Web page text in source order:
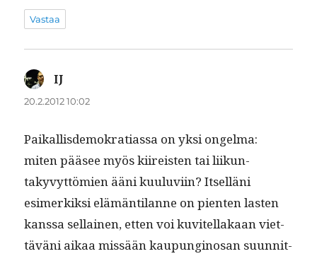
Vastaa
IJ
20.2.2012 10:02
Paikallis­demokra­ti­as­sa on yksi ongel­ma:
miten pääsee myös kiireis­ten tai liikun­
takyvyt­tömien ääni kuu­lu­vi­in? Itsel­läni
esimerkik­si elämän­ti­lanne on pien­ten las­ten
kanssa sel­l­ainen, etten voi kuvitel­lakaan viet­
täväni aikaa mis­sään kaupungi­nosan suun­nit­